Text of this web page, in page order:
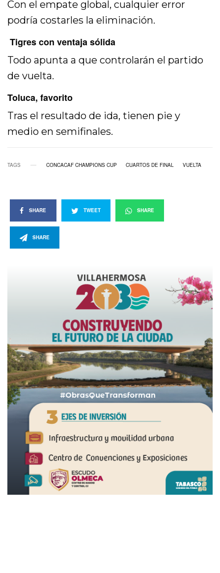
Con el empate global, cualquier error
podría costarles la eliminación.
Tigres con ventaja sólida
Todo apunta a que controlarán el partido
de vuelta.
Toluca, favorito
Tras el resultado de ida, tienen pie y
medio en semifinales.
TAGS CONCACAF CHAMPIONS CUP CUARTOS DE FINAL VUELTA
SHARE TWEET SHARE
SHARE